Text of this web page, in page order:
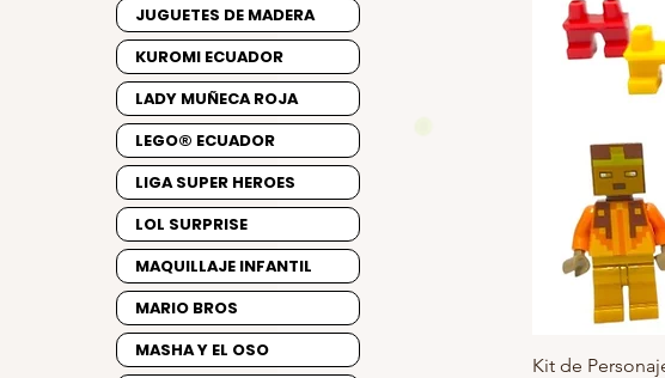
Kit de
JUGUETES DE MADERA
KUROMI ECUADOR
LADY MUÑECA ROJA
LEGO® ECUADOR
LIGA SUPER HEROES
LOL SURPRISE
MAQUILLAJE INFANTIL
MARIO BROS
MASHA Y EL OSO